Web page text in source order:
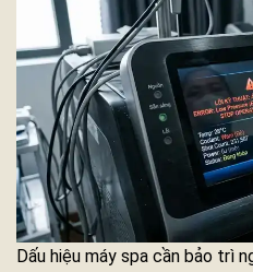
Dấu hiệu máy spa cần bảo trì